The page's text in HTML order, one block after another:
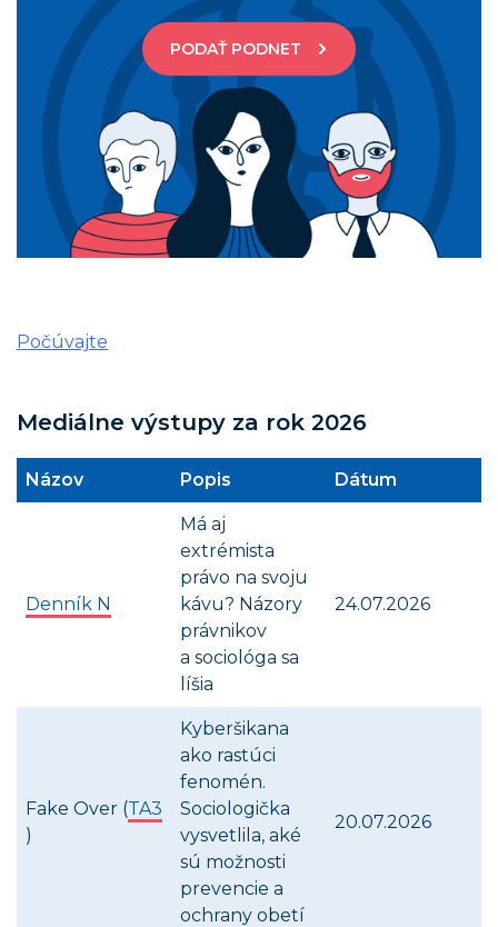
PODAŤ PODNET
Počúvajte
Mediálne výstupy za rok 2026
Názov Popis Dátum
Denník N
Má aj
extrémista
právo na svoju
kávu? Názory
právnikov
a sociológa sa
líšia
24.07.2026
Fake Over (TA3
)
Kyberšikana
ako rastúci
fenomén.
Sociologička
vysvetlila, aké
sú možnosti
prevencie a
ochrany obetí
20.07.2026